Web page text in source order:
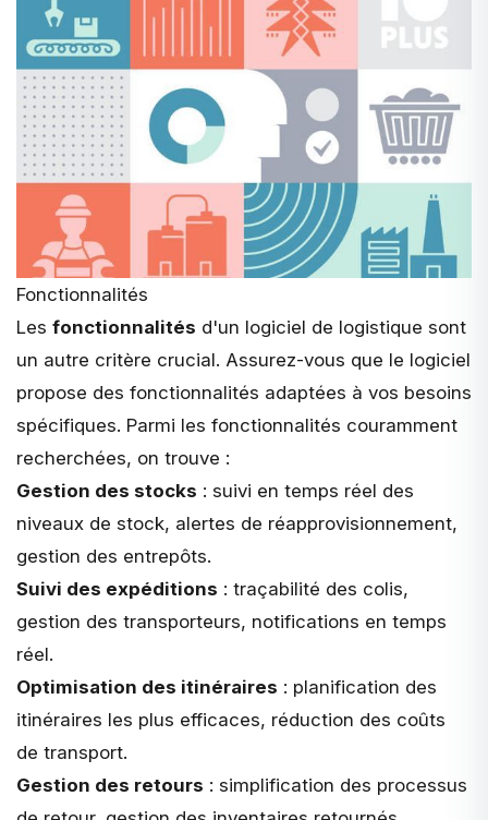
Fonctionnalités
Les fonctionnalités d'un logiciel de logistique sont
un autre critère crucial. Assurez-vous que le logiciel
propose des fonctionnalités adaptées à vos besoins
spécifiques. Parmi les fonctionnalités couramment
recherchées, on trouve :
Gestion des stocks : suivi en temps réel des
niveaux de stock, alertes de réapprovisionnement,
gestion des entrepôts.
Suivi des expéditions : traçabilité des colis,
gestion des transporteurs, notifications en temps
réel.
Optimisation des itinéraires : planification des
itinéraires les plus efficaces, réduction des coûts
de transport.
Gestion des retours : simplification des processus